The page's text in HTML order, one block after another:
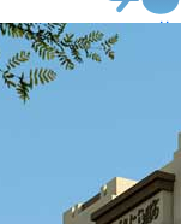
طلب فتوى
استعلام عن فتوى